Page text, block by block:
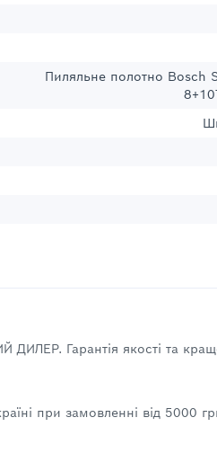
Пиляльне полотно Bosch
Гарантія якості та
при замовленні від 5000